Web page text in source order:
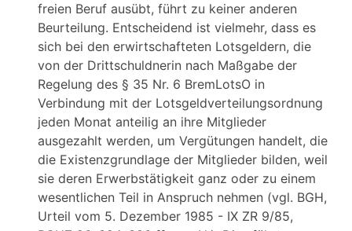
freien Beruf ausübt, führt zu keiner anderen
Beurteilung. Entscheidend ist vielmehr, dass es
sich bei den erwirtschafteten Lotsgeldern, die
von der Drittschuldnerin nach Maßgabe der
Regelung des § 35 Nr. 6 BremLotsO in
Verbindung mit der Lotsgeldverteilungsordnung
jeden Monat anteilig an ihre Mitglieder
ausgezahlt werden, um Vergütungen handelt, die
die Existenzgrundlage der Mitglieder bilden, weil
sie deren Erwerbstätigkeit ganz oder zu einem
wesentlichen Teil in Anspruch nehmen (vgl. BGH,
Urteil vom 5. Dezember 1985 - IX ZR 9/85,